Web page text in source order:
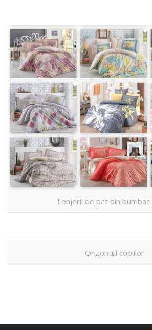
Lenjerii de pat din bumbac
Orizontul copiilor